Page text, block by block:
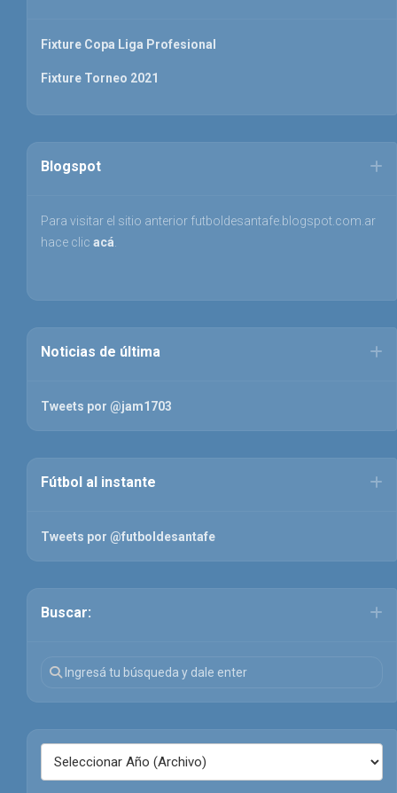
Fixture Copa Liga Profesional
Fixture Torneo 2021
Blogspot
Para visitar el sitio anterior futboldesantafe.blogspot.com.ar
hace clic acá
Noticias de última
Tweets por @jam1703
Fútbol al instante
Tweets por @futboldesantafe
Buscar: